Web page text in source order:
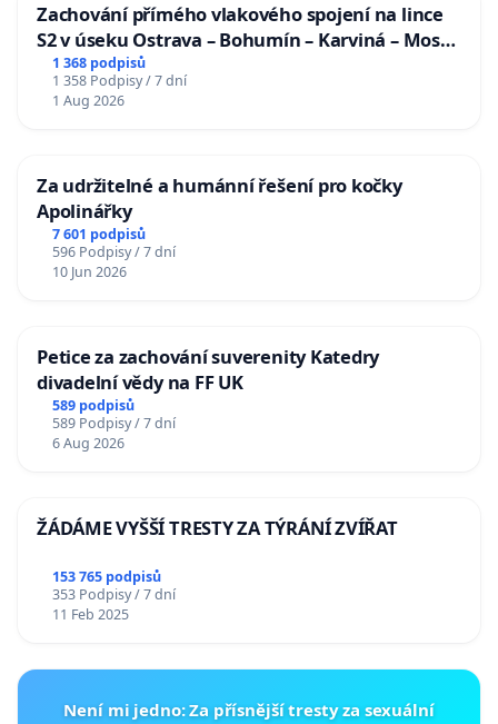
Zachování přímého vlakového spojení na lince
S2 v úseku Ostrava – Bohumín – Karviná – Mosty
u Jablunkova
1 368 podpisů
1 358 Podpisy / 7 dní
1 Aug 2026
Za udržitelné a humánní řešení pro kočky
Apolinářky
7 601 podpisů
596 Podpisy / 7 dní
10 Jun 2026
Petice za zachování suverenity Katedry
divadelní vědy na FF UK
589 podpisů
589 Podpisy / 7 dní
6 Aug 2026
ŽÁDÁME VYŠŠÍ TRESTY ZA TÝRÁNÍ ZVÍŘAT
153 765 podpisů
353 Podpisy / 7 dní
11 Feb 2025
Není mi jedno: Za přísnější tresty za sexuální